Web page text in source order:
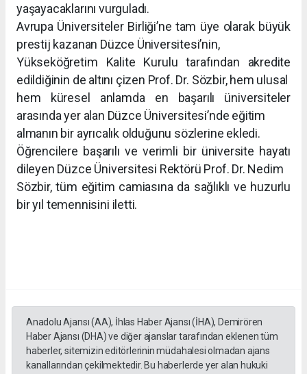
yaşayacaklarını vurguladı.
Avrupa Üniversiteler Birliği’ne tam üye olarak büyük
prestij kazanan Düzce Üniversitesi’nin,
Yükseköğretim Kalite Kurulu tarafından akredite
edildiğinin de altını çizen Prof. Dr. Sözbir, hem ulusal
hem küresel anlamda en başarılı üniversiteler
arasında yer alan Düzce Üniversitesi’nde eğitim
almanın bir ayrıcalık olduğunu sözlerine ekledi.
Öğrencilere başarılı ve verimli bir üniversite hayatı
dileyen Düzce Üniversitesi Rektörü Prof. Dr. Nedim
Sözbir, tüm eğitim camiasına da sağlıklı ve huzurlu
bir yıl temennisini iletti.
Anadolu Ajansı (AA), İhlas Haber Ajansı (İHA), Demirören
Haber Ajansı (DHA) ve diğer ajanslar tarafından eklenen tüm
haberler, sitemizin editörlerinin müdahalesi olmadan ajans
kanallarından çekilmektedir. Bu haberlerde yer alan hukuki